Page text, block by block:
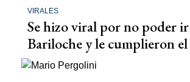
VIRALES
Se hizo viral por no poder
Bariloche y le cumplieron el